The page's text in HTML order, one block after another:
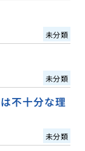
未分類
未分類
不十分な理
未分類